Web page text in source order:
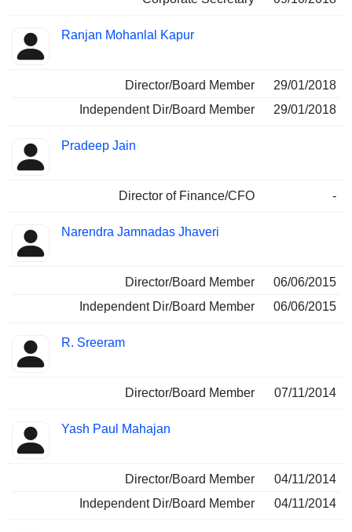
Ranjan Mohanlal Kapur
Director/Board Member
29/01/2018
Independent Dir/Board Member
29/01/2018
Pradeep Jain
Director of Finance/CFO -
Narendra Jamnadas Jhaveri
Director/Board Member
06/06/2015
Independent Dir/Board Member
06/06/2015
R. Sreeram
Director/Board Member 07/11/2014
Yash Paul Mahajan
Director/Board Member
04/11/2014
Independent Dir/Board Member
04/11/2014